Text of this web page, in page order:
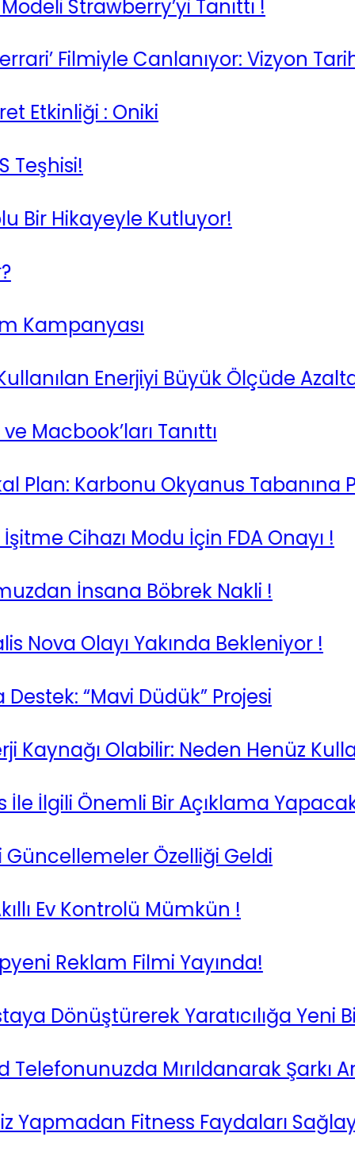
Strawberry’yi Tanıttı !
Filmiyle Canlanıyor: Vizyon Tarihi
: Oniki
Hikayeyle Kutluyor!
Enerjiyi Büyük Ölçüde Azaltabilir
Tanıttı
Karbonu Okyanus Tabanına
Cihazı Modu İçin FDA Onayı !
İnsana Böbrek Nakli !
Olayı Yakında Bekleniyor !
“Mavi Düdük” Projesi
Olabilir: Neden Henüz
Önemli Bir Açıklama Yapacak !
Özelliği Geldi
Kontrolü Mümkün !
Reklam Filmi Yayında!
Yaratıcılığa Yeni Bir
Mırıldanarak Şarkı
Fitness Faydaları